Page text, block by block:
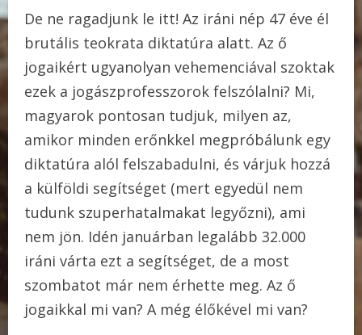
De ne ragadjunk le itt! Az iráni nép 47 éve él
brutális teokrata diktatúra alatt. Az ő
jogaikért ugyanolyan vehemenciával szoktak
ezek a jogászprofesszorok felszólalni? Mi,
magyarok pontosan tudjuk, milyen az,
amikor minden erőnkkel megpróbálunk egy
diktatúra alól felszabadulni, és várjuk hozzá
a külföldi segítséget (mert egyedül nem
tudunk szuperhatalmakat legyőzni), ami
nem jön. Idén januárban legalább 32.000
iráni várta ezt a segítséget, de a most
szombatot már nem érhette meg. Az ő
jogaikkal mi van? A még élőkével mi van?